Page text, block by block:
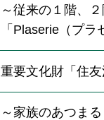
～従来の１階、
「Plaserie（プ
重要文化財「住
～家族のあつま